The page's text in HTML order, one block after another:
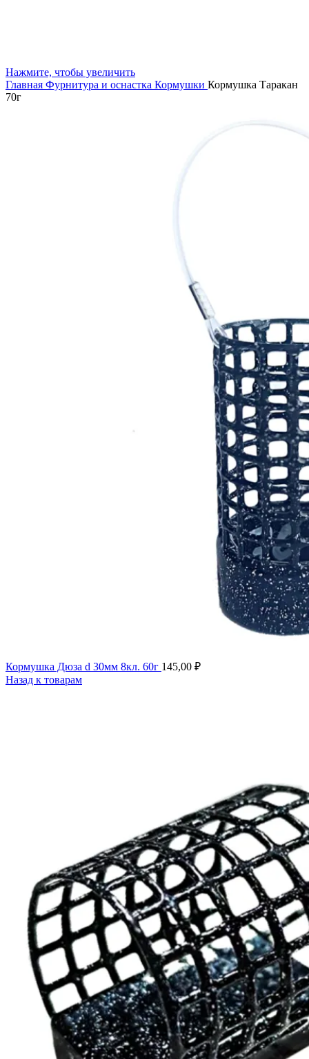
Нажмите, чтобы увеличить
Главная Фурнитура и оснастка Кормушки Кормушка Таракан
70г
Кормушка Дюза d 30мм 8кл. 60г 145,00 ₽
Назад к товарам